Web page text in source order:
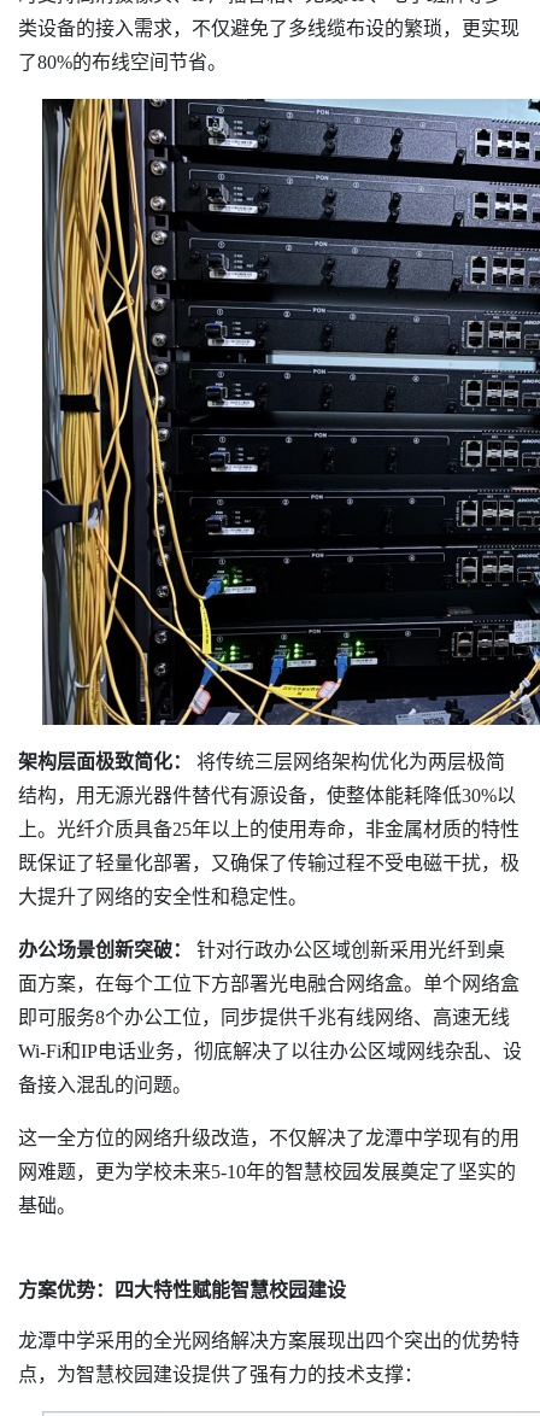
类设备的接入需求，不仅避免了多线缆布设的繁琐，更实现
了80%的布线空间节省。
架构层面极致简化：
将传统三层网络架构优化为两层极简
结构，用无源光器件替代有源设备，使整体能耗降低30%以
上。光纤介质具备25年以上的使用寿命，非金属材质的特性
既保证了轻量化部署，又确保了传输过程不受电磁干扰，极
大提升了网络的安全性和稳定性。
办公场景创新突破： 针对行政办公区域创新采用光纤到桌
面方案，在每个工位下方部署光电融合网络盒。单个网络盒
即可服务8个办公工位，同步提供千兆有线网络、高速无线
Wi-Fi和IP电话业务，彻底解决了以往办公区域网线杂乱、设
备接入混乱的问题。
这一全方位的网络升级改造，不仅解决了龙潭中学现有的用
网难题，更为学校未来5-10年的智慧校园发展奠定了坚实的
基础。
方案优势：四大特性赋能智慧校园建设
龙潭中学采用的全光网络解决方案展现出四个突出的优势特
点，为智慧校园建设提供了强有力的技术支撑：